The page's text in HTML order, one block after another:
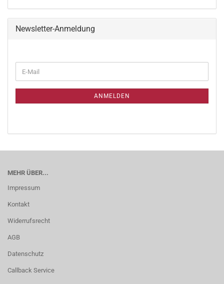
Newsletter-Anmeldung
ANMELDEN
MEHR ÜBER...
Impressum
Kontakt
Widerrufsrecht
AGB
Datenschutz
Callback Service